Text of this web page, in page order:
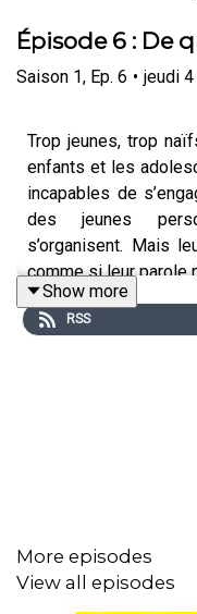
Épisode 6 : De
Saison 1, Ep. 6 • jeudi
Trop jeunes, trop
enfants et les
incapables de
des jeunes
s’organisent. Mais
comme si leur parole
Dans ce dernier
des enfants dans
pleinement leurs
d’abandonner une
Show more
RSS
More episodes
View all episodes